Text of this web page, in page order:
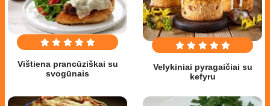
Vištiena prancūziškai su
svogūnais
Velykiniai pyragaičiai su
kefyru